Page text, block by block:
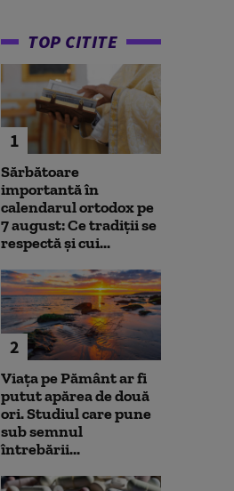
TOP CITITE
1
Sărbătoare
importantă în
calendarul ortodox pe
7 august: Ce tradiții se
respectă și cui...
2
Viața pe Pământ ar fi
putut apărea de două
ori. Studiul care pune
sub semnul
întrebării...